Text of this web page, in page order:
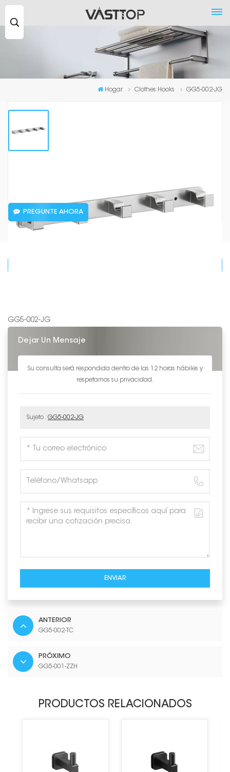
Hogar Clothes Hooks GG5-002-JG
PREGUNTE AHORA
GG5-002-JG
Dejar Un Mensaje
Su consulta será respondida dentro de las 12 horas hábiles y
respetamos su privacidad.
Sujeto : GG5-002-JG
ENVIAR
ANTERIOR
GG5-002-TC
PRÓXIMO
GG5-001-ZZH
PRODUCTOS RELACIONADOS